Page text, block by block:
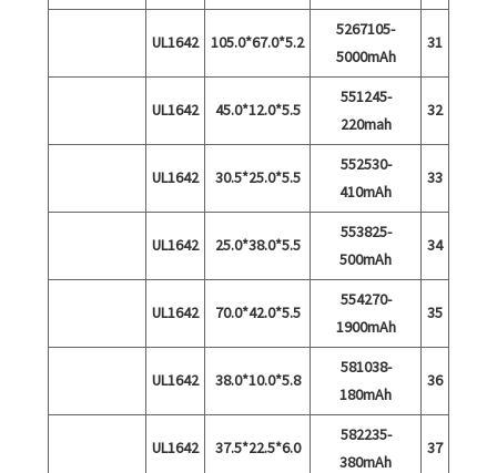
31
5267105-
5000mAh
5.2*67.0*105.0
UL1642
32
551245-
220mah
5.5*12.0*45.0
UL1642
33
552530-
410mAh
5.5*25.0*30.5
UL1642
34
553825-
500mAh
5.5*38.0*25.0
UL1642
35
554270-
1900mAh
5.5*42.0*70.0
UL1642
36
581038-
180mAh
5.8*10.0*38.0
UL1642
37
582235-
380mAh
6.0*22.5*37.5
UL1642